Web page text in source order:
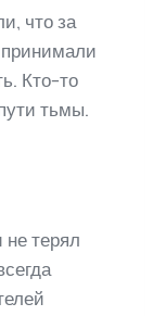
что за
принимали
Кто-то
тьмы.
не терял